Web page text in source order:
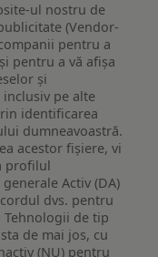
ul nostru de
(Vendor-
pentru a
pentru a vă afișa
și
pe alte
identificarea
dumneavoastră.
acestor fișiere, vi
profilul
Activ (DA)
dvs. pentru
de tip
de mai jos, cu
(NU) pentru